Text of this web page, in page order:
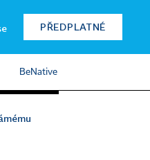
PŘEDPLATNÉ
BeNative